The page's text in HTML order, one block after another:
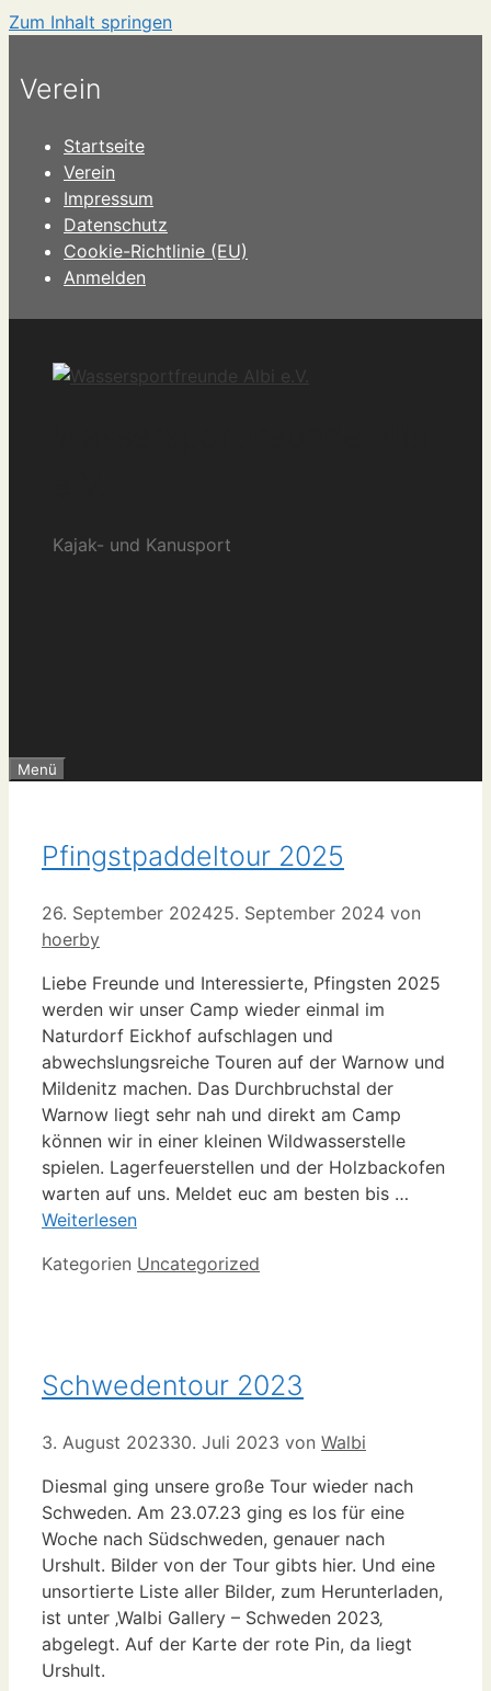
Zum Inhalt springen
Verein
Startseite
Verein
Impressum
Datenschutz
Cookie-Richtlinie (EU)
Anmelden
Kajak- und Kanusport
Menü
Pfingstpaddeltour 2025
26. September 202425. September 2024 von
hoerby
Liebe Freunde und Interessierte, Pfingsten 2025
werden wir unser Camp wieder einmal im
Naturdorf Eickhof aufschlagen und
abwechslungsreiche Touren auf der Warnow und
Mildenitz machen. Das Durchbruchstal der
Warnow liegt sehr nah und direkt am Camp
können wir in einer kleinen Wildwasserstelle
spielen. Lagerfeuerstellen und der Holzbackofen
warten auf uns. Meldet euc am besten bis …
Weiterlesen
Kategorien Uncategorized
Schwedentour 2023
3. August 202330. Juli 2023 von Walbi
Diesmal ging unsere große Tour wieder nach
Schweden. Am 23.07.23 ging es los für eine
Woche nach Südschweden, genauer nach
Urshult. Bilder von der Tour gibts hier. Und eine
unsortierte Liste aller Bilder, zum Herunterladen,
ist unter ‚Walbi Gallery – Schweden 2023‚
abgelegt. Auf der Karte der rote Pin, da liegt
Urshult.